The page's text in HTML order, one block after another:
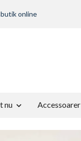
online
nu Accessoarer